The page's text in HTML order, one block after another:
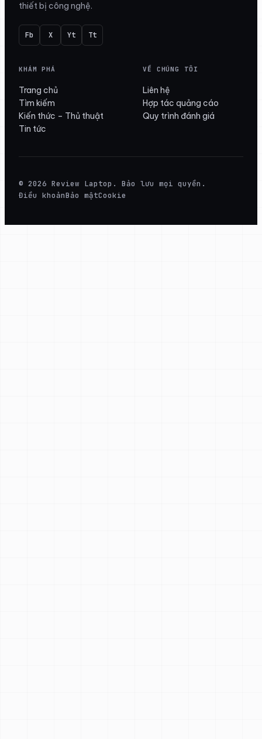
thiết bị công nghệ.
Fb X Yt Tt
KHÁM PHÁ
Trang chủ
Tìm kiếm
Kiến thức – Thủ thuật
Tin tức
VỀ CHÚNG TÔI
Liên hệ
Hợp tác quảng cáo
Quy trình đánh giá
© 2026 Review Laptop. Bảo lưu mọi quyền.
Điều khoảnBảo mậtCookie